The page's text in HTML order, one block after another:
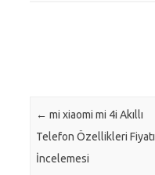
Post navigation
← mi xiaomi mi 4i Akıllı
Telefon Özellikleri Fiyatı
İncelemesi